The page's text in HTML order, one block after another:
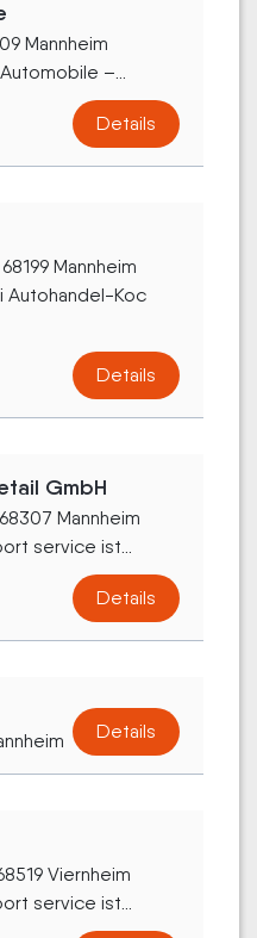
Mannheim
–...
Details
Mannheim
Autohandel-Koc
Details
GmbH
Mannheim
service ist...
Details
Details
Viernheim
service ist...